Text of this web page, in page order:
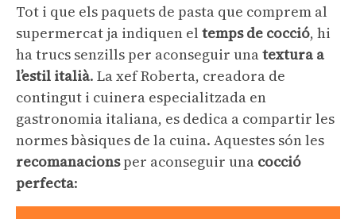
Tot i que els paquets de pasta que comprem al
supermercat ja indiquen el temps de cocció, hi
ha trucs senzills per aconseguir unatextura a
l’estil italià. La xef Roberta, creadora de
contingut i cuinera especialitzada en
gastronomia italiana, es dedica a compartir les
normes bàsiques de la cuina. Aquestes són les
recomanacionsper aconseguir una cocció
perfecta: